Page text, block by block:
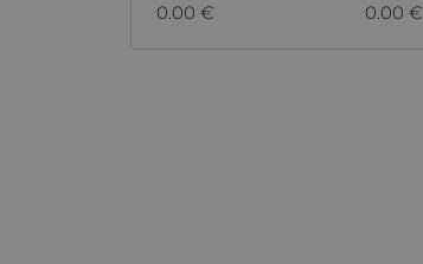
0.00 € 0.00 €